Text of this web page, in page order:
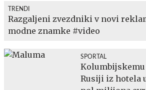
TRENDI
Razgaljeni zvezdniki v novi
modne znamke #video
SPORTAL
Rusiji iz hotela